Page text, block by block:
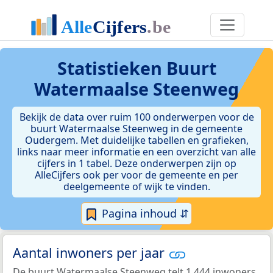
Statistieken Buurt
Watermaalse Steenweg
Bekijk de data over ruim 100 onderwerpen voor de
buurt Watermaalse Steenweg in de gemeente
Oudergem. Met duidelijke tabellen en grafieken,
links naar meer informatie en een overzicht van alle
cijfers in 1 tabel. Deze onderwerpen zijn op
AlleCijfers ook per voor de gemeente en per
deelgemeente of wijk te vinden.
Pagina inhoud ⇵
Aantal inwoners per jaar